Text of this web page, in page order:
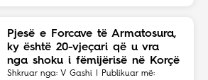
Pjesë e Forcave të Armatosura,
ky është 20-vjeçari që u vra
nga shoku i fëmijërisë në Korçë
Shkruar nga: V Gashi | Publikuar më: